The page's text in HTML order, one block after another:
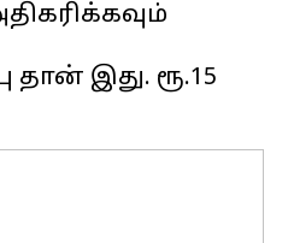
இது. ரூ.15